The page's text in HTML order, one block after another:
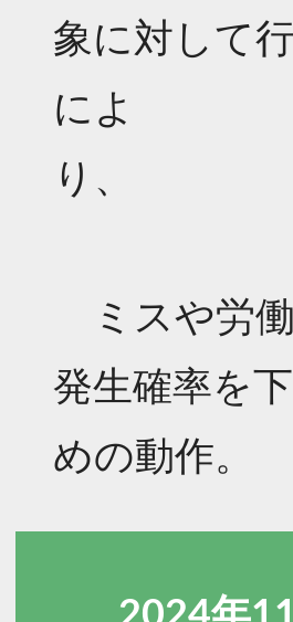
象に対して
によ
り
ミスや労
発生確率を
めの動作。